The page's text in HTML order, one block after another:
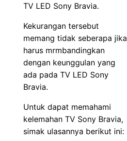
TV LED Sony Bravia.
Kekurangan tersebut
memang tidak seberapa jika
harus mrmbandingkan
dengan keunggulan yang
ada pada TV LED Sony
Bravia.
Untuk dapat memahami
kelemahan TV Sony Bravia,
simak ulasannya berikut ini: